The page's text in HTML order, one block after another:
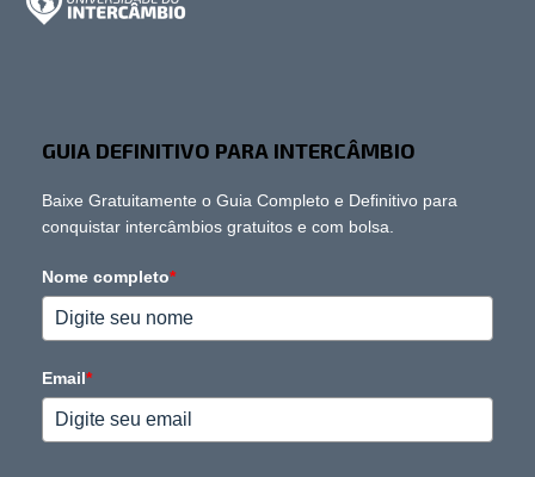
GUIA DEFINITIVO PARA INTERCÂMBIO
Baixe Gratuitamente o Guia Completo e Definitivo para
conquistar intercâmbios gratuitos e com bolsa.
Nome completo*
Email*